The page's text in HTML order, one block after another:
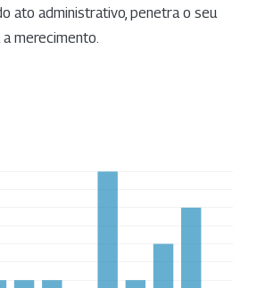
ato administrativo, penetra o seu
merecimento.